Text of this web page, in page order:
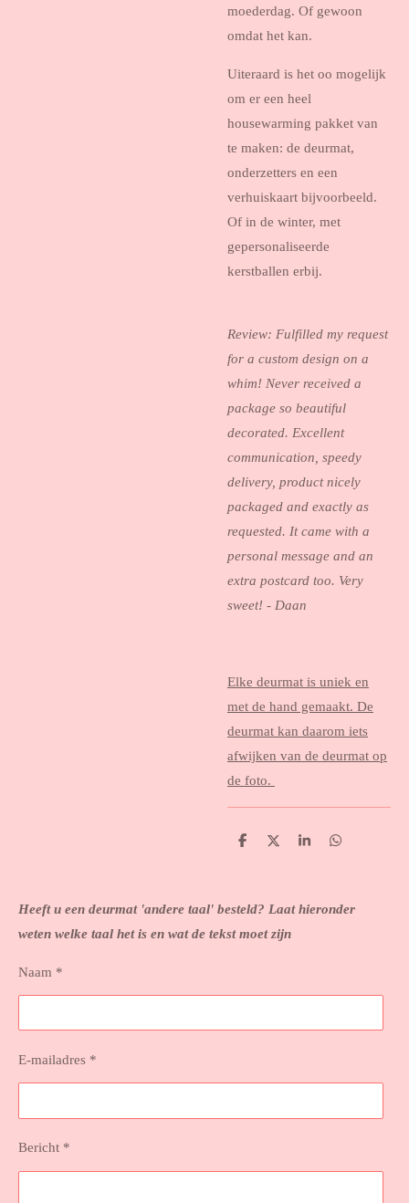
moederdag. Of gewoon
omdat het kan.
Uiteraard is het oo mogelijk
om er een heel
housewarming pakket van
te maken: de deurmat,
onderzetters en een
verhuiskaart bijvoorbeeld.
Of in de winter, met
gepersonaliseerde
kerstballen erbij.
Review: Fulfilled my request
for a custom design on a
whim! Never received a
package so beautiful
decorated. Excellent
communication, speedy
delivery, product nicely
packaged and exactly as
requested. It came with a
personal message and an
extra postcard too. Very
sweet! - Daan
Elke deurmat is uniek en
met de hand gemaakt. De
deurmat kan daarom iets
afwijken van de deurmat op
de foto.
D
D
S
D
Heeft u een deurmat 'andere taal' besteld? Laat hieronder
weten welke taal het is en wat de tekst moet zijn
Naam *
E-mailadres *
Bericht *